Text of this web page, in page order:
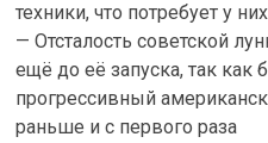
техники, что потребует у
— Отсталость советской
ещё до её запуска, так
прогрессивный
раньше и с первого раза